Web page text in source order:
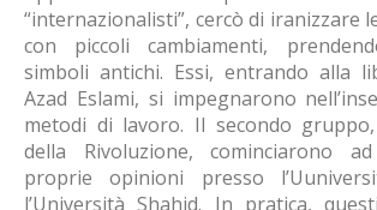
“internazionalisti”, cercò di iranizzare
con piccoli cambiamenti,
simboli antichi. Essi, entrando alla
Azad Eslami, si impegnarono
metodi di lavoro. Il secondo
della Rivoluzione, cominciarono
proprie opinioni presso
l’Università Shahid. In pratica,